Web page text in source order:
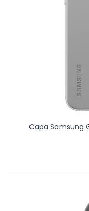
Capa Samsung